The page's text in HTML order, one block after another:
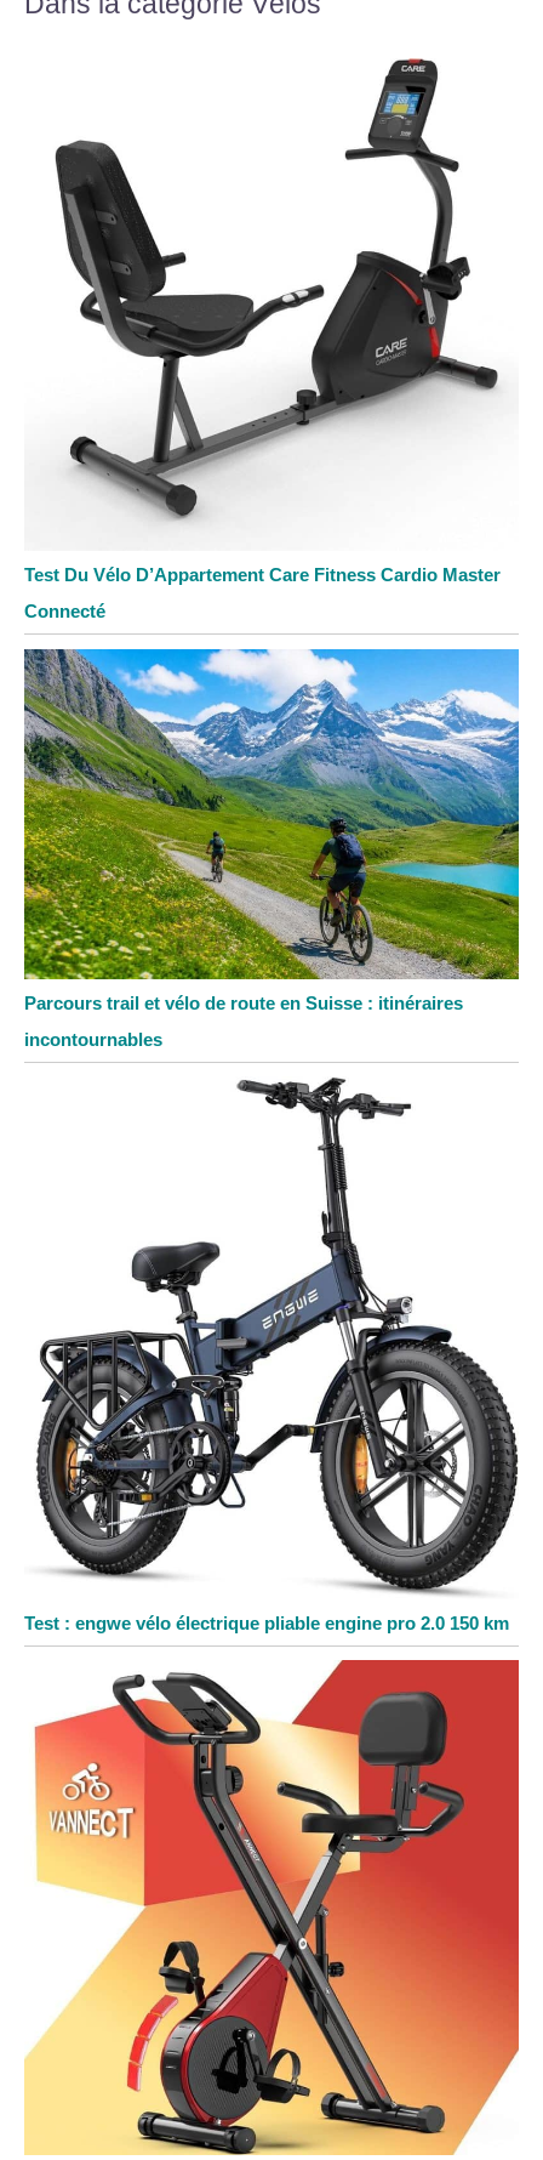
heures sur 24 et 7
questions. Garantie
moteurs, les batteries
et les contrôleurs.
Test Du Vélo D’Appartement Care Fitness Cardio Master
Connecté
Parcours trail et vélo de route en Suisse : itinéraires
incontournables
Test : engwe vélo électrique pliable engine pro 2.0 150 km